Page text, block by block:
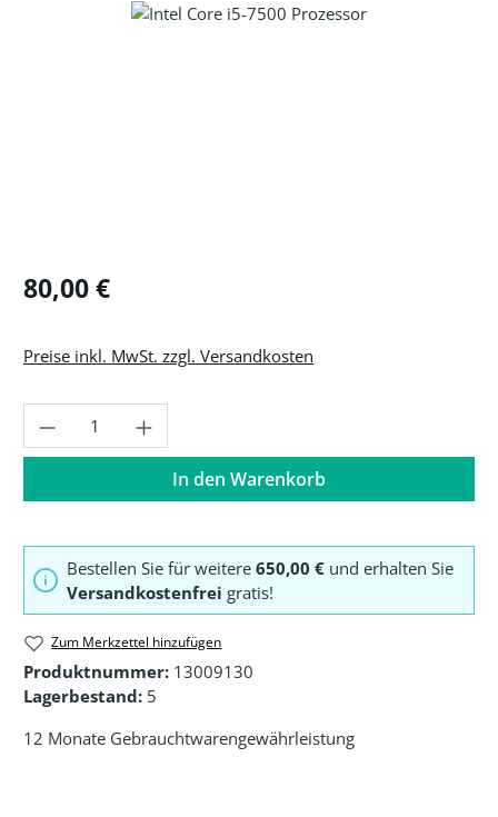
Bildergalerie überspringen
Regulärer Preis:
80,00 €
Preise inkl. MwSt. zzgl. Versandkosten
Produkt Anzahl: Gib den gewünschten
In den Warenkorb
Bestellen Sie für weitere 650,00 € und erhalten Sie
Versandkostenfrei gratis!
Zum Merkzettel hinzufügen
Produktnummer: 13009130
Lagerbestand: 5
12 Monate Gebrauchtwarengewährleistung